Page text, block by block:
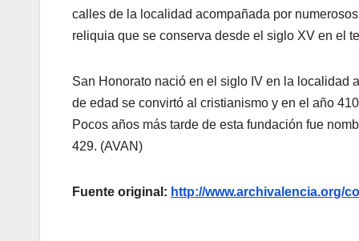
calles de la localidad acompañada por
reliquia que se conserva desde el siglo XV en el
San Honorato nació en el siglo IV en la localidad
de edad se convirtó al cristianismo y en el año
Pocos años más tarde de esta fundación fue
429. (AVAN)
Fuente original: http://www.archivalencia.org/